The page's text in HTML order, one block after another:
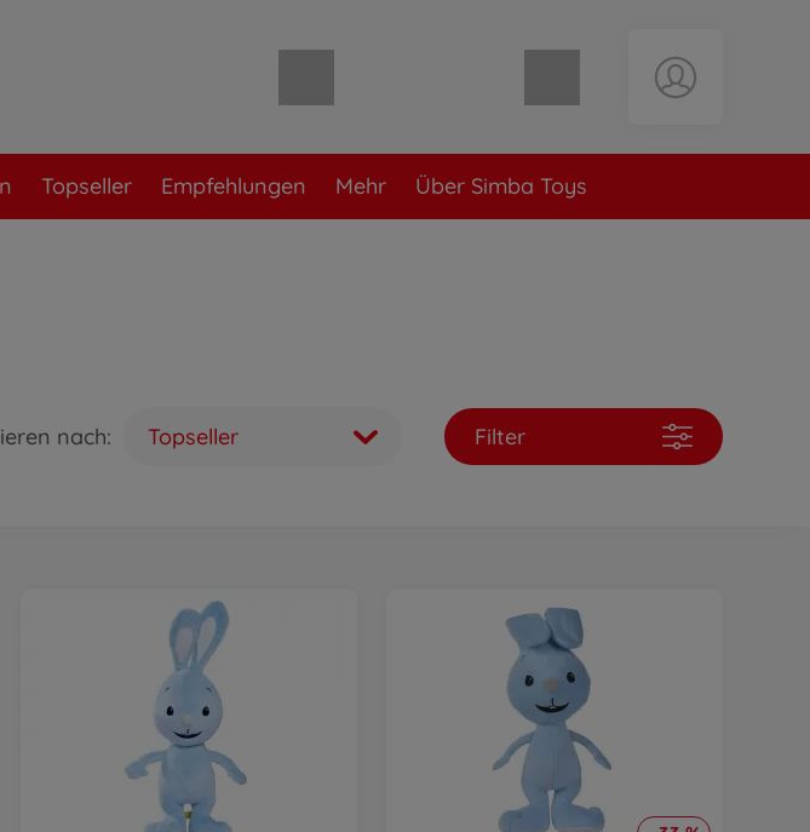
Warenkorb leer
Topseller Empfehlungen Mehr Über Simba Toys
nach: Topseller Filter